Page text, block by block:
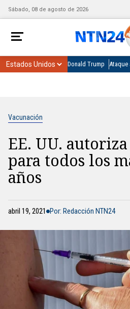
Sábado, 08 de agosto de 2026
Donald Trump Ataque
Vacunación
EE. UU.
para todos los
años
abril 19, 2021 Por: Redacción NTN24